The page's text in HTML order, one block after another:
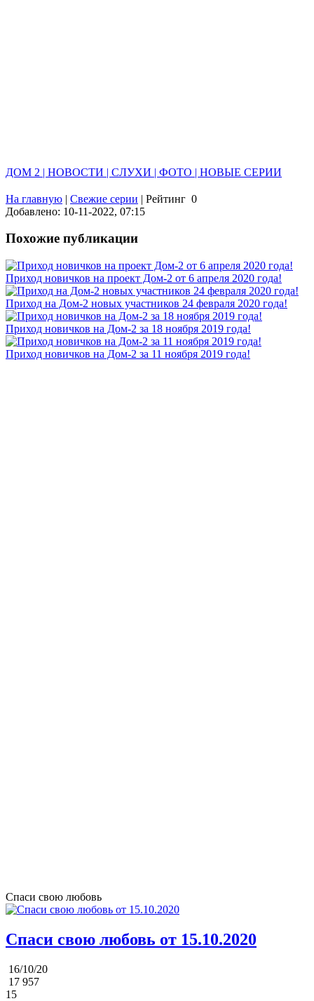
ДОМ 2 | НОВОСТИ | СЛУХИ | ФОТО | НОВЫЕ СЕРИИ
На главную | Свежие серии | Рейтинг 0
Добавлено: 10-11-2022, 07:15
Похожие публикации
Приход новичков на проект Дом-2 от 6 апреля 2020 года!
Приход на Дом-2 новых участников 24 февраля 2020 года!
Приход новичков на Дом-2 за 18 ноября 2019 года!
Приход новичков на Дом-2 за 11 ноября 2019 года!
Спаси свою любовь
Спаси свою любовь от 15.10.2020
16/10/20
17 957
15